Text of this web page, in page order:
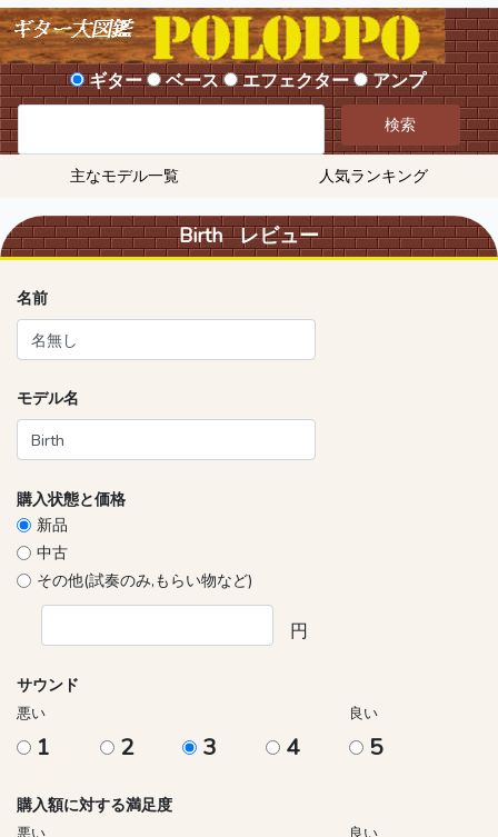
ギター ベース エフェクター アンプ
検索
主なモデル一覧 人気ランキング
Birth レビュー
名前
モデル名
購入状態と価格
新品
中古
その他(試奏のみ,もらい物など)
円
サウンド
悪い 良い
1 2 3 4 5
購入額に対する満足度